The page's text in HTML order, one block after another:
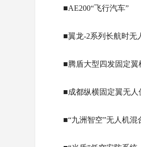
■AE200“飞行汽车”
■翼龙-2系列长航时无
■腾盾大型四发固定翼
■成都纵横固定翼无人
■“九洲智空”无人机混